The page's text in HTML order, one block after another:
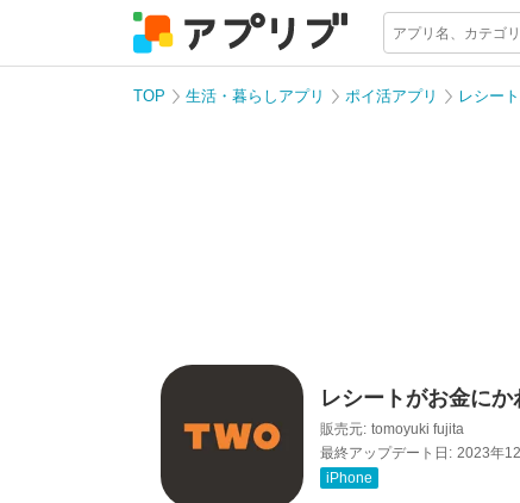
TOP 生活・暮らしアプリ ポイ活アプリ レシー
レシートがお金に
販売元: tomoyuki fujita
最終アップデート日: 2023年
iPhone